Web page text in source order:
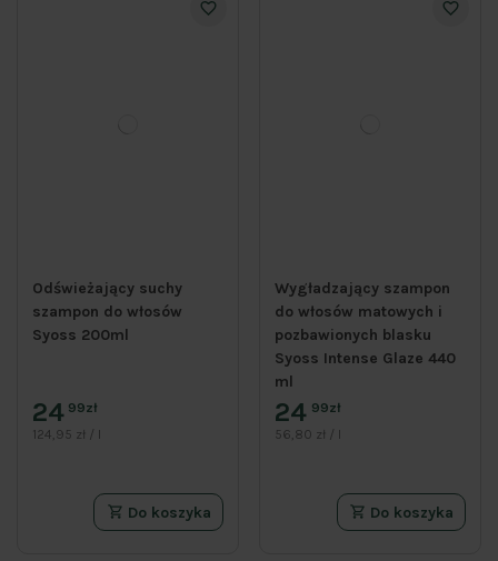
Odświeżający suchy
szampon do włosów
Syoss 200ml
24 99zł
124,95 zł / l
Do koszyka
Wygładzający szampon
do włosów matowych i
pozbawionych blasku
Syoss Intense Glaze 440
ml
24 99zł
56,80 zł / l
Do koszyka